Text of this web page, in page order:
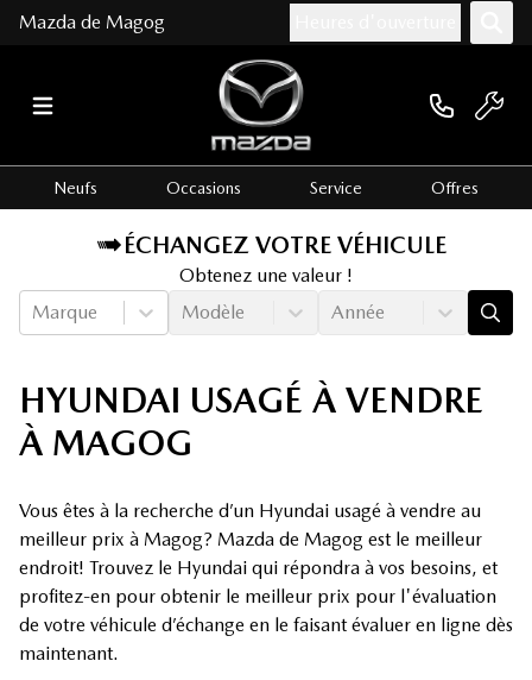
Mazda de Magog
Neufs Occasions Service Offres
ÉCHANGEZ VOTRE VÉHICULE
Obtenez une valeur !
Marque
Modèle Année
HYUNDAI USAGÉ À VENDRE
À MAGOG
Vous êtes à la recherche d’un Hyundai usagé à vendre au
meilleur prix à Magog? Mazda de Magog est le meilleur
endroit! Trouvez le Hyundai qui répondra à vos besoins, et
profitez-en pour obtenir le meilleur prix pour l'évaluation
de votre véhicule d’échange en le faisant évaluer en ligne dès
maintenant.